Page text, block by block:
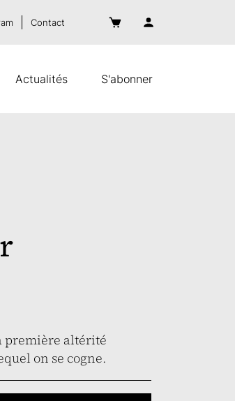
Actualités S'abonner
Contact
première altérité
on se cogne.